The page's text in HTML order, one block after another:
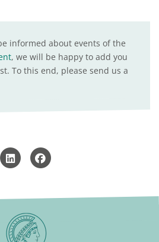
informed about events of the
, we will be happy to add you
To this end, please send us a